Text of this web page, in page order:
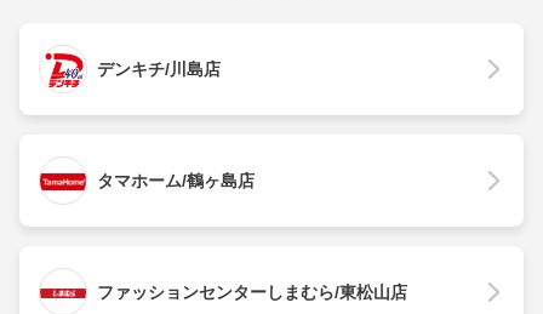
デンキチ/川島店
タマホーム/鶴ヶ島店
ファッションセンターしまむら/東松山店